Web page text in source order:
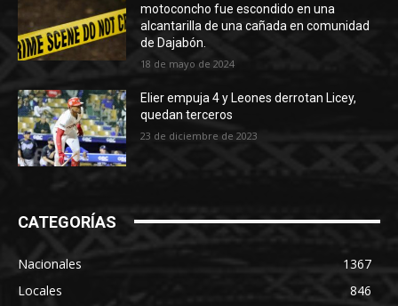
motoconcho fue escondido en una
alcantarilla de una cañada en comunidad
de Dajabón.
18 de mayo de 2024
Elier empuja 4 y Leones derrotan Licey,
quedan terceros
23 de diciembre de 2023
CATEGORÍAS
Nacionales
1367
Locales
846